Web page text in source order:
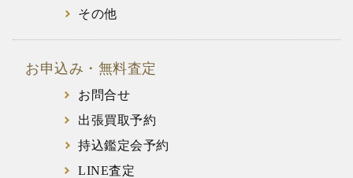
その他
お申込み・無料査定
お問合せ
出張買取予約
持込鑑定会予約
LINE査定